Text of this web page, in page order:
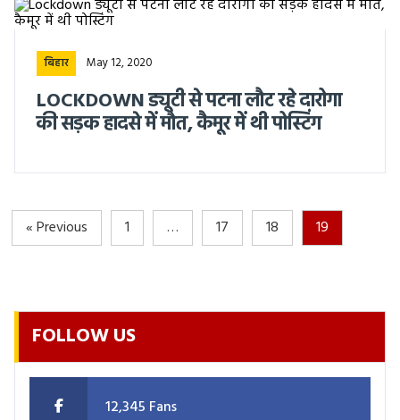
बिहार May 12, 2020
LOCKDOWN ड्यूटी से पटना लौट रहे दारोगा
की सड़क हादसे में मौत, कैमूर में थी पोस्टिंग
« Previous 1 … 17 18 19
FOLLOW US
12,345 Fans